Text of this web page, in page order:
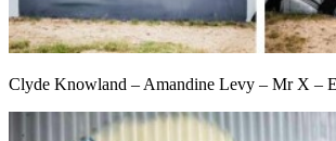
Clyde Knowland – Amandine Levy – Mr X –